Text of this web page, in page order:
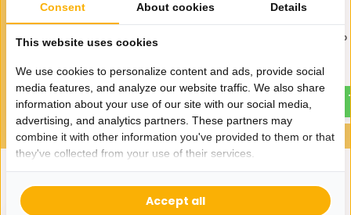
Bricard - Limonadetap Eiffel
5 Liter
49,95
Bricard - Limonadetap
49,95
Eerder bekeken door jou
Consent About cookies Details
This website uses cookies
We use cookies to personalize content and ads, provide social
media features, and analyze our website traffic. We also share
information about your use of our site with our social media,
advertising, and analytics partners. These partners may
combine it with other information you've provided to them or that
they've collected from your use of their services.
Accept all